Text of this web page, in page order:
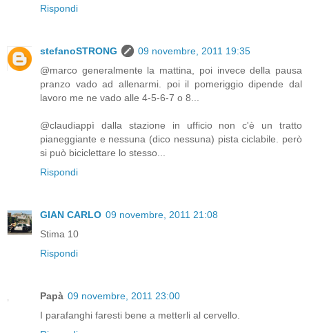
Rispondi
stefanoSTRONG
09 novembre, 2011 19:35
@marco generalmente la mattina, poi invece della pausa
pranzo vado ad allenarmi. poi il pomeriggio dipende dal
lavoro me ne vado alle 4-5-6-7 o 8...
@claudiappì dalla stazione in ufficio non c'è un tratto
pianeggiante e nessuna (dico nessuna) pista ciclabile. però
si può biciclettare lo stesso...
Rispondi
GIAN CARLO 09 novembre, 2011 21:08
Stima 10
Rispondi
Papà 09 novembre, 2011 23:00
I parafanghi faresti bene a metterli al cervello.